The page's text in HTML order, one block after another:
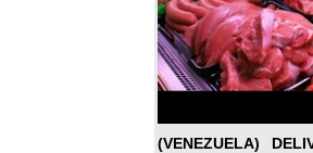
(VENEZUELA)